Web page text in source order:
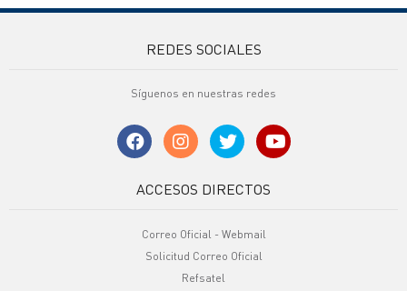
REDES SOCIALES
Síguenos en nuestras redes
ACCESOS DIRECTOS
Correo Oficial - Webmail
Solicitud Correo Oficial
Refsatel